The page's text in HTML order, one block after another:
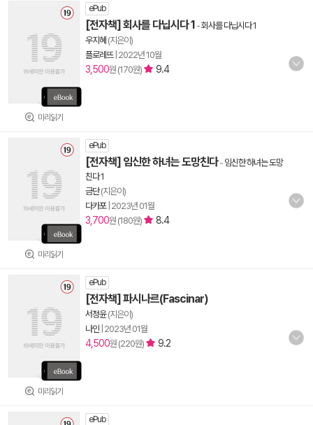
미리읽기
ePub
[전자책] 회사를 다닙시다 1 -회사를 다닙시다 1
우지혜 (지은이)
플로레뜨| 2022년 10월
3,500원 (170원) 9.4
미리읽기
ePub
[전자책] 임신한 하녀는 도망친다- 임신한 하녀는 도망
친다 1
금단(지은이)
다카포| 2023년 01월
3,700원 (180원) 8.4
미리읽기
ePub
[전자책] 파시나르(Fascinar)
서정윤(지은이)
나인 2023년 01월
4,500원 (220원) 9.2
ePub